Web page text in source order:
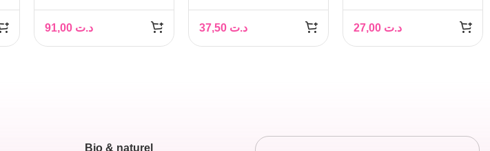
د.ت
PROTECTEUR 400ML
د.ت
د.ت
Bio & naturel